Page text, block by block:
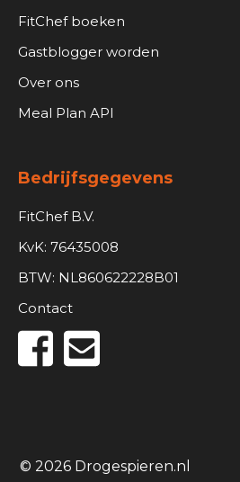
FitChef boeken
Gastblogger worden
Over ons
Meal Plan API
Bedrijfsgegevens
FitChef B.V.
KvK: 76435008
BTW: NL860622228B01
Contact
© 2026 Drogespieren.nl